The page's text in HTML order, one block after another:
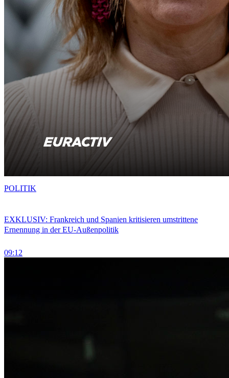
EXKLUSIV: Frankreich und Spanien kritisieren umstrittene
Ernennung in der EU-Außenpolitik
09:12
POLITIK